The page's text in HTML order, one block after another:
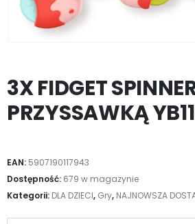
3X FIDGET
PRZYSSAWKĄ
EAN: 5907190117943
Dostępność: 679 w magazynie
Kategorii: DLA DZIECI, Gry, NAJNOWSZA